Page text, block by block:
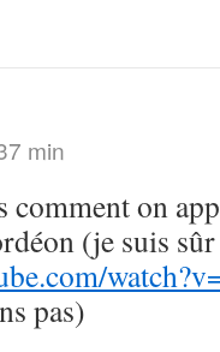
min
comment on
(je suis
pas)